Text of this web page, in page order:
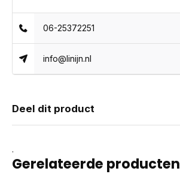
06-25372251
info@linijn.nl
Deel dit product
.
Gerelateerde producten